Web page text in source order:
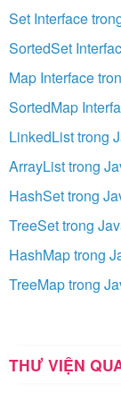
Set Interface
SortedSet
Map Interface
SortedMap
LinkedList trong
ArrayList trong
HashSet trong
TreeSet trong
HashMap trong
TreeMap trong
THƯ VIỆN